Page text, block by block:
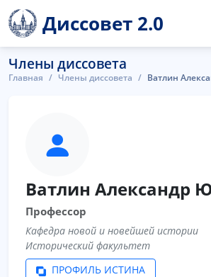
Диссовет 2.0
Члены диссовета
Главная Члены диссовета Ватлин
Ватлин Александр
Профессор
Кафедра новой и новейшей истории
Исторический факультет
ПРОФИЛЬ ИСТИНА